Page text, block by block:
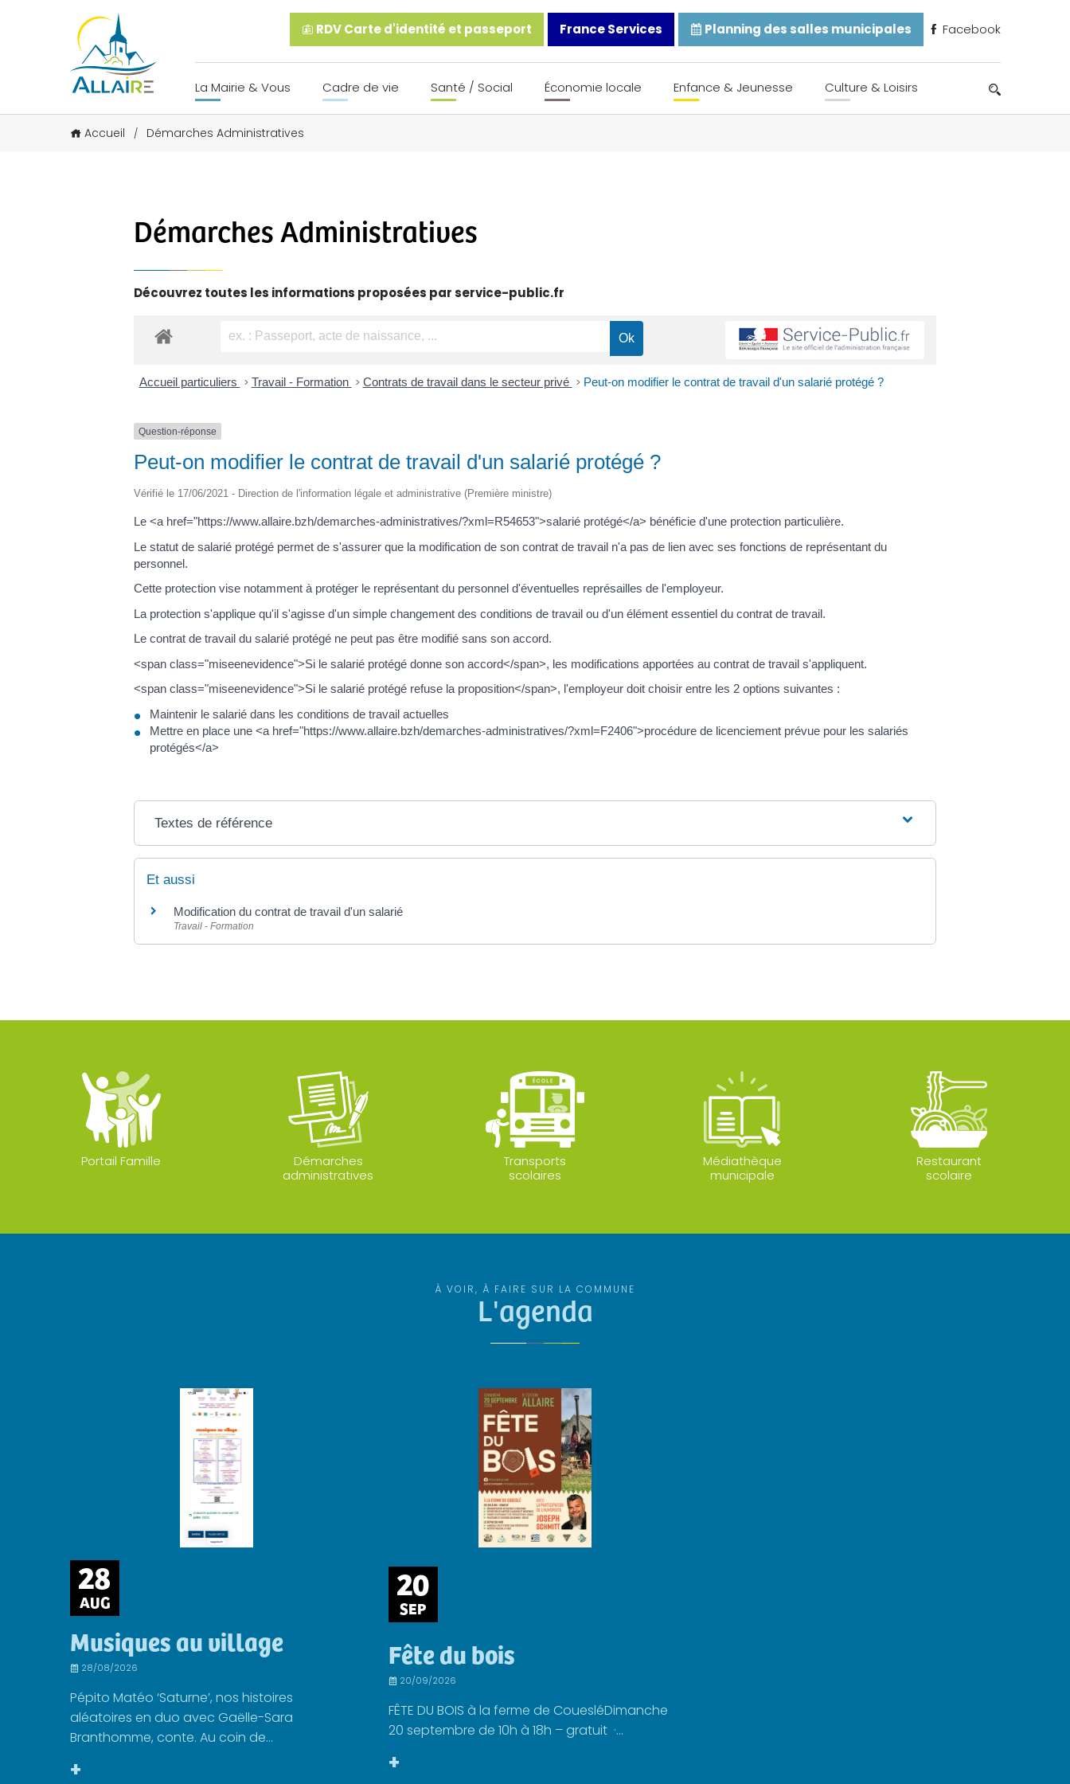
RDV Carte d'identité et passeport France Services Planning des salles municipales Facebook
La Mairie & Vous Cadre de vie Santé / Social Économie locale Enfance & Jeunesse Culture & Loisirs
Accueil / Démarches Administratives
Démarches Administratives
Découvrez toutes les informations proposées par service-public.fr
Accueil particuliers > Travail - Formation > Contrats de travail dans le secteur privé > Peut-on modifier le contrat de travail d'un salarié protégé ?
Question-réponse
Peut-on modifier le contrat de travail d'un salarié protégé ?
Vérifié le 17/06/2021 - Direction de l'information légale et administrative (Première ministre)
Le <a href="https://www.allaire.bzh/demarches-administratives/?xml=R54653">salarié protégé</a> bénéficie d'une protection particulière.
Le statut de salarié protégé permet de s'assurer que la modification de son contrat de travail n'a pas de lien avec ses fonctions de représentant du
personnel.
Cette protection vise notamment à protéger le représentant du personnel d'éventuelles représailles de l'employeur.
La protection s'applique qu'il s'agisse d'un simple changement des conditions de travail ou d'un élément essentiel du contrat de travail.
Le contrat de travail du salarié protégé ne peut pas être modifié sans son accord.
<span class="miseenevidence">Si le salarié protégé donne son accord</span>, les modifications apportées au contrat de travail s'appliquent.
<span class="miseenevidence">Si le salarié protégé refuse la proposition</span>, l'employeur doit choisir entre les 2 options suivantes :
Maintenir le salarié dans les conditions de travail actuelles
Mettre en place une <a href="https://www.allaire.bzh/demarches-administratives/?xml=F2406">procédure de licenciement prévue pour les salariés
protégés</a>
Textes de référence
Et aussi
Modification du contrat de travail d'un salarié
Travail - Formation
Portail Famille
Démarches
administratives
Transports
scolaires
Médiathèque
municipale
Restaurant
scolaire
À VOIR, À FAIRE SUR LA COMMUNE
L'agenda
28
AUG
Musiques au village
28/08/2026
Pépito Matéo ‘Saturne’, nos histoires
aléatoires en duo avec Gaëlle-Sara
Branthomme, conte. Au coin de...
+
20
SEP
Fête du bois
20/09/2026
FÊTE DU BOIS à la ferme de CouesléDimanche
20 septembre de 10h à 18h – gratuit ·...
+